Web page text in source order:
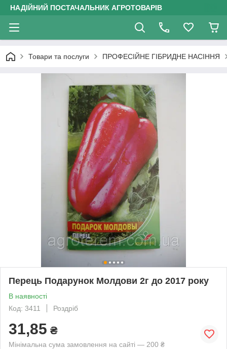
НАДІЙНИЙ ПОСТАЧАЛЬНИК АГРОТОВАРІВ
Товари та послуги ПРОФЕСІЙНЕ ГІБРИДНЕ НАСІННЯ
Перець Подарунок Молдови 2г до 2017 року
В наявності
Код: 3411
Роздріб
31,85 ₴
Мінімальна сума замовлення на сайті — 200 ₴